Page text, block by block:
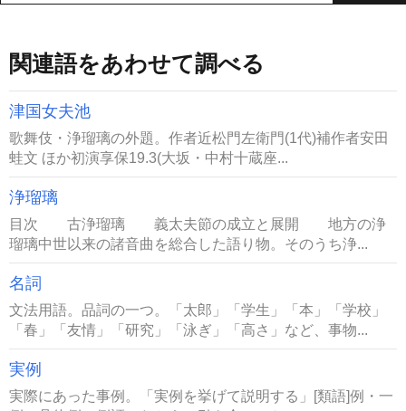
関連語をあわせて調べる
津国女夫池
歌舞伎・浄瑠璃の外題。作者近松門左衛門(1代)補作者安田
蛙文 ほか初演享保19.3(大坂・中村十蔵座...
浄瑠璃
目次 古浄瑠璃 義太夫節の成立と展開 地方の浄
瑠璃中世以来の諸音曲を総合した語り物。そのうち浄...
名詞
文法用語。品詞の一つ。「太郎」「学生」「本」「学校」
「春」「友情」「研究」「泳ぎ」「高さ」など、事物...
実例
実際にあった事例。「実例を挙げて説明する」[類語]例・一